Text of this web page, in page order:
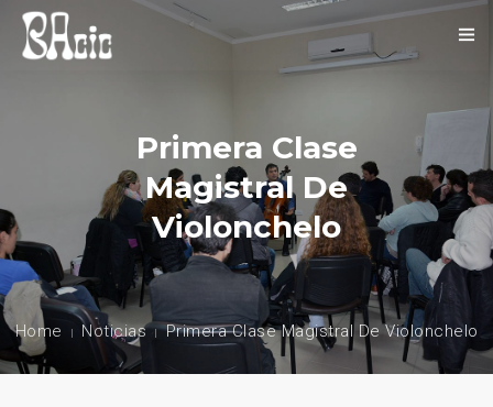
SOBRE NOSOTROS
NOVEDADES
EVENTOS
CONTACTO
Primera Clase
Magistral De
Violonchelo
Home Noticias Primera Clase Magistral De Violonchelo